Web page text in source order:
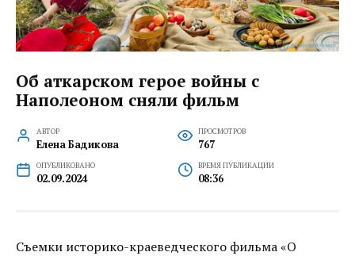
Об аткарском герое войны с
Наполеоном сняли фильм
АВТОР
Елена Бадикова
ПРОСМОТРОВ
767
ОПУБЛИКОВАНО
02.09.2024
ВРЕМЯ ПУБЛИКАЦИИ
08:36
Съемки историко-краеведческого фильма «О